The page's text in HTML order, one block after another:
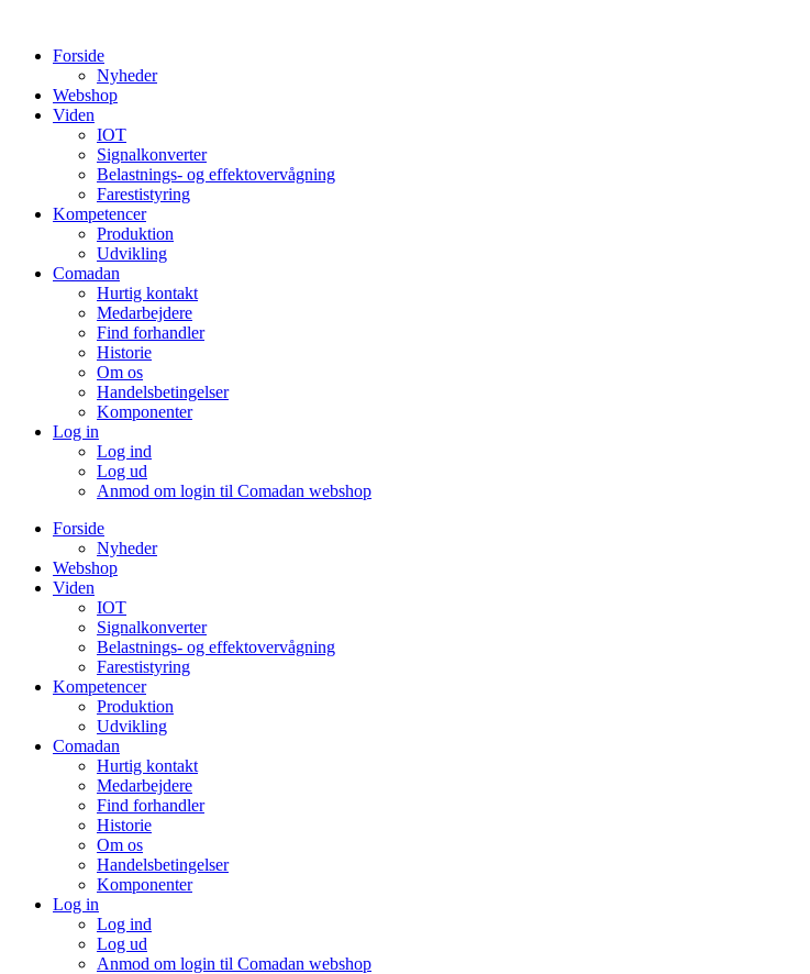
indholdForside
Nyheder
Webshop
Viden
IOT
Signalkonverter
Belastnings- og effektovervågning
Farestistyring
Kompetencer
Produktion
Udvikling
Comadan
Hurtig kontakt
Medarbejdere
Find forhandler
Historie
Om os
Handelsbetingelser
Komponenter
Log in
Log ind
Log ud
Anmod om login til Comadan webshop
Forside
Nyheder
Webshop
Viden
IOT
Signalkonverter
Belastnings- og effektovervågning
Farestistyring
Kompetencer
Produktion
Udvikling
Comadan
Hurtig kontakt
Medarbejdere
Find forhandler
Historie
Om os
Handelsbetingelser
Komponenter
Log in
Log ind
Log ud
Anmod om login til Comadan webshop